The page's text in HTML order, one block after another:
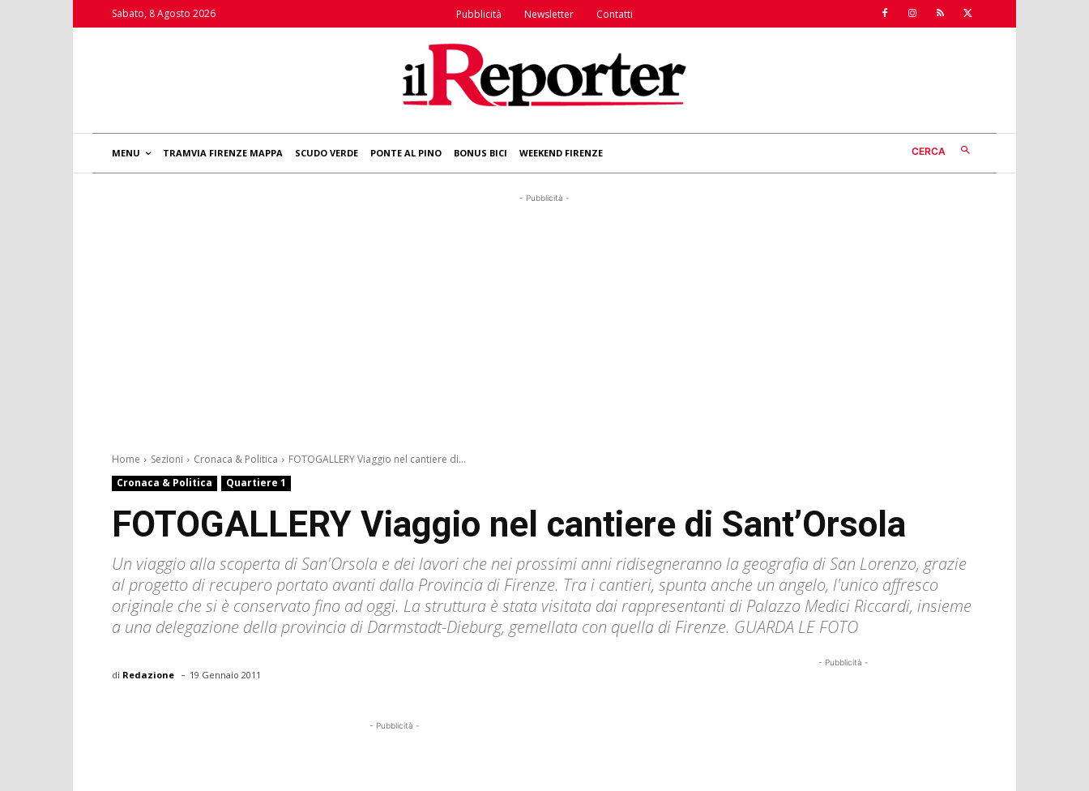
Sabato, 8 Agosto 2026 Pubblicità Newsletter Contatti
MENU TRAMVIA FIRENZE MAPPA SCUDO VERDE PONTE AL PINO BONUS BICI WEEKEND FIRENZE CERCA
- Pubblicità -
Home Sezioni Cronaca & Politica
FOTOGALLERY Viaggio nel cantiere di...
Cronaca & Politica
Quartiere 1
FOTOGALLERY Viaggio nel cantiere di Sant’Orsola
Un viaggio alla scoperta di San'Orsola e dei lavori che nei prossimi anni ridisegneranno la geografia di San Lorenzo, grazie
al progetto di recupero portato avanti dalla Provincia di Firenze. Tra i cantieri, spunta anche un angelo, l'unico affresco
originale che si è conservato fino ad oggi. La struttura è stata visitata dai rappresentanti di Palazzo Medici Riccardi, insieme
a una delegazione della provincia di Darmstadt-Dieburg, gemellata con quella di Firenze. GUARDA LE FOTO
di Redazione - 19 Gennaio 2011
- Pubblicità -
- Pubblicità -